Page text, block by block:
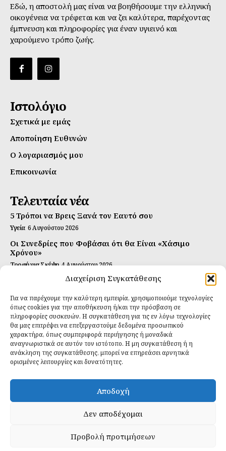
Διαχείριση Συγκατάθεσης
Για να παρέχουμε την καλύτερη εμπειρία, χρησιμοποιούμε τεχνολογίες
όπως cookies για την αποθήκευση ή/και την πρόσβαση σε
πληροφορίες συσκευών. Η συγκατάθεση για τις εν λόγω τεχνολογίες
θα μας επιτρέψει να επεξεργαστούμε δεδομένα προσωπικού
χαρακτήρα, όπως συμπεριφορά περιήγησης ή μοναδικά
αναγνωριστικά σε αυτόν τον ιστότοπο. Η μη συγκατάθεση ή η
ανάκληση της συγκατάθεσης, μπορεί να επηρεάσει αρνητικά
ορισμένες λειτουργίες και δυνατότητες.
Αποδοχή
Δεν αποδέχομαι
Προβολή προτιμήσεων
Εδώ, η αποστολή μας είναι να βοηθήσουμε την ελληνική
οικογένεια να τρέφεται και να ζει καλύτερα, παρέχοντας
έμπνευση και πληροφορίες για έναν υγιεινό και
χαρούμενο τρόπο ζωής.
Ιστολόγιο
Σχετικά με εμάς
Αποποίηση Ευθυνών
Ο λογαριασμός μου
Επικοινωνία
Τελευταία νέα
5 Τρόποι να Βρεις Ξανά τον Εαυτό σου
Υγεία 6 Αυγούστου 2026
Οι Συνεδρίες που Φοβάσαι ότι θα Είναι «Χάσιμο
Χρόνου»
Τροφή για Σκέψη 4 Αυγούστου 2026
Αυτή Είναι η Συνταγή για Τέλεια Κομπούτσα
Ιδανικές Τροφές 26 Ιουλίου 2026
Εγγραφείτε
ΕΓΓΡΑΦΉ
Έχω διαβάσει και δέχομαι τηνπολιτική απορρήτου